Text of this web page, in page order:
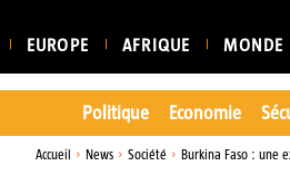
EUROPE AFRIQUE MONDE
Politique Economie
Accueil News Société Burkina Faso : une